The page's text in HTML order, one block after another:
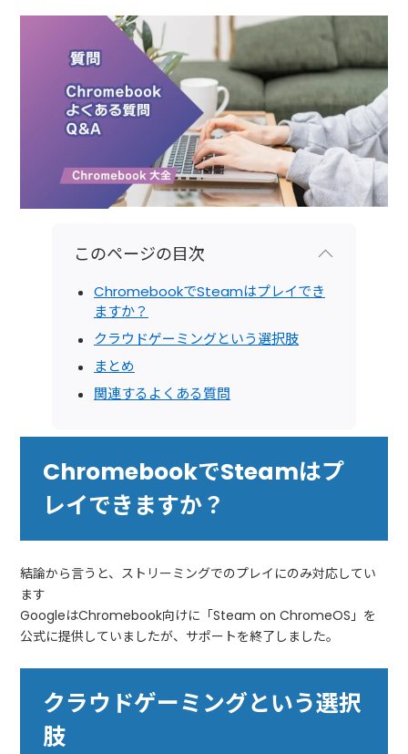
このページの目次
ChromebookでSteamはプレイでき
ますか？
クラウドゲーミングという選択肢
まとめ
関連するよくある質問
ChromebookでSteamはプ
レイできますか？
結論から言うと、ストリーミングでのプレイにのみ対応してい
ます
GoogleはChromebook向けに「Steam on ChromeOS」を
公式に提供していましたが、サポートを終了しました。
クラウドゲーミングという選択
肢